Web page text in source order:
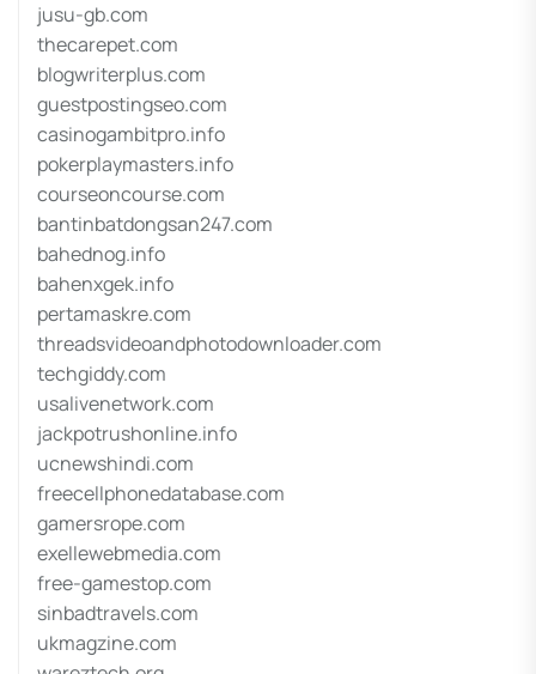
jusu-gb.com
thecarepet.com
blogwriterplus.com
guestpostingseo.com
casinogambitpro.info
pokerplaymasters.info
courseoncourse.com
bantinbatdongsan247.com
bahednog.info
bahenxgek.info
pertamaskre.com
threadsvideoandphotodownloader.com
techgiddy.com
usalivenetwork.com
jackpotrushonline.info
ucnewshindi.com
freecellphonedatabase.com
gamersrope.com
exellewebmedia.com
free-gamestop.com
sinbadtravels.com
ukmagzine.com